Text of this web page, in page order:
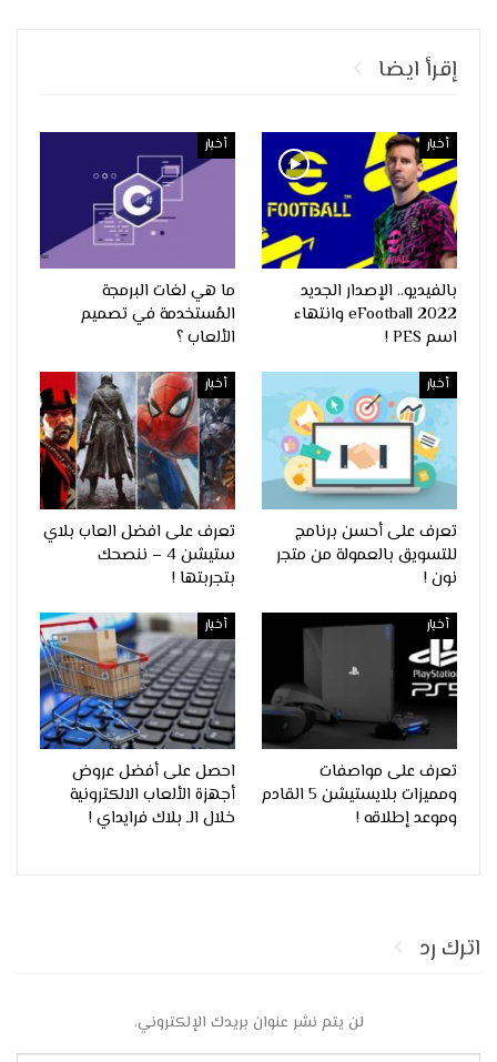
إقرأ ايضا
أخبار
بالفيديو.. الإصدار الجديد
eFootball 2022 وانتهاء
اسم PES !
أخبار
ما هي لغات البرمجة
المُستخدمة في تصميم
الألعاب ؟
أخبار
تعرف على أحسن برنامج
للتسويق بالعمولة من متجر
نون !
أخبار
تعرف على افضل العاب بلاي
ستيشن 4 – ننصحك
بتجربتها !
أخبار
تعرف على مواصفات
ومميزات بلايستيشن 5 القادم
وموعد إطلاقه !
أخبار
احصل على أفضل عروض
أجهزة الألعاب الالكترونية
خلال الـ بلاك فرايداي !
اترك رد
لن يتم نشر عنوان بريدك الإلكتروني.